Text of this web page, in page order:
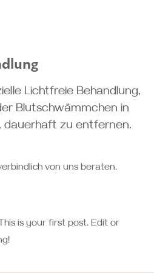
Lichtfreie Behandlung,
Blutschwämmchen in
dauerhaft zu entfernen.
von uns beraten.
is your first post. Edit or